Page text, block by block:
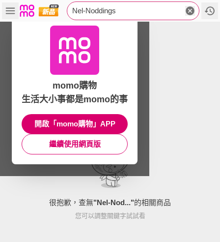
Nel-Noddings
很抱歉，查無"Nel-Nod..."的相關商品
您可以調整關鍵字試試看
momo購物
生活大小事都是momo的事
開啟「momo購物」APP
繼續使用網頁版